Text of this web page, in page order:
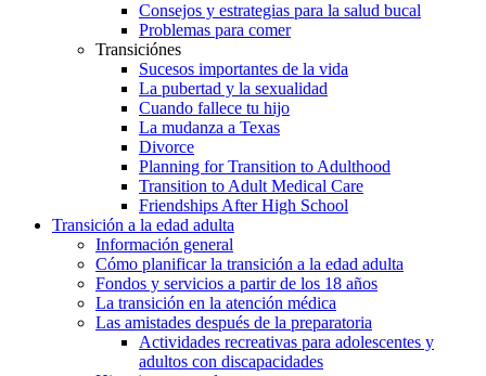
Consejos y estrategias para la salud bucal
Problemas para comer
Transiciónes
Sucesos importantes de la vida
La pubertad y la sexualidad
Cuando fallece tu hijo
La mudanza a Texas
Divorce
Planning for Transition to Adulthood
Transition to Adult Medical Care
Friendships After High School
Transición a la edad adulta
Información general
Cómo planificar la transición a la edad adulta
Fondos y servicios a partir de los 18 años
La transición en la atención médica
Las amistades después de la preparatoria
Actividades recreativas para adolescentes y
adultos con discapacidades